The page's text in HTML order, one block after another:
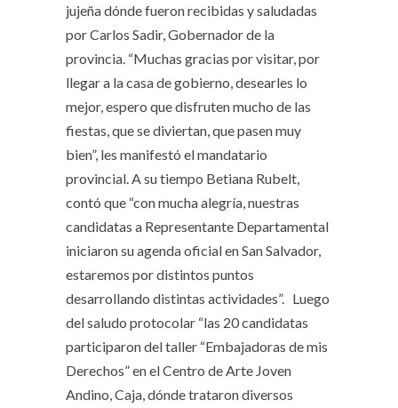
jujeña dónde fueron recibidas y saludadas
por Carlos Sadir, Gobernador de la
provincia. “Muchas gracias por visitar, por
llegar a la casa de gobierno, desearles lo
mejor, espero que disfruten mucho de las
fiestas, que se diviertan, que pasen muy
bien”, les manifestó el mandatario
provincial. A su tiempo Betiana Rubelt,
contó que “con mucha alegría, nuestras
candidatas a Representante Departamental
iniciaron su agenda oficial en San Salvador,
estaremos por distintos puntos
desarrollando distintas actividades”. Luego
del saludo protocolar “las 20 candidatas
participaron del taller “Embajadoras de mis
Derechos” en el Centro de Arte Joven
Andino, Caja, dónde trataron diversos